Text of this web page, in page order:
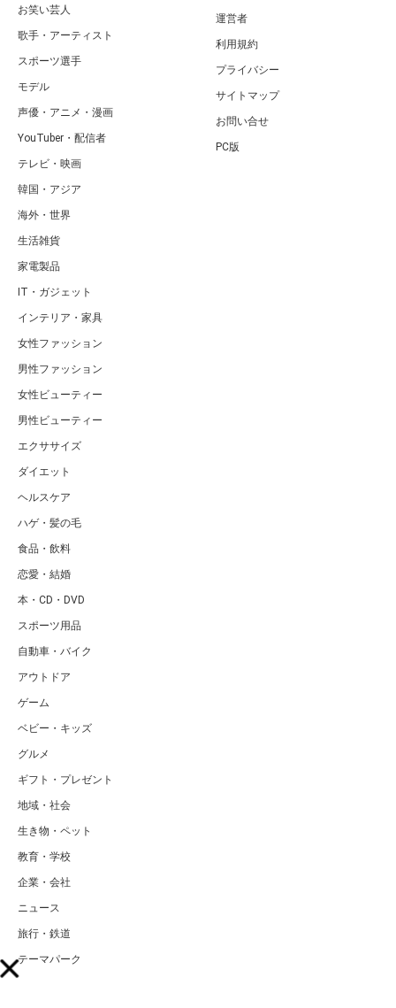
お笑い芸人
歌手・アーティスト
スポーツ選手
モデル
声優・アニメ・漫画
YouTuber・配信者
テレビ・映画
韓国・アジア
海外・世界
生活雑貨
家電製品
IT・ガジェット
インテリア・家具
女性ファッション
男性ファッション
女性ビューティー
男性ビューティー
エクササイズ
ダイエット
ヘルスケア
ハゲ・髪の毛
食品・飲料
恋愛・結婚
本・CD・DVD
スポーツ用品
自動車・バイク
アウトドア
ゲーム
ベビー・キッズ
グルメ
ギフト・プレゼント
地域・社会
生き物・ペット
教育・学校
企業・会社
ニュース
旅行・鉄道
テーマパーク
運営者
利用規約
プライバシー
サイトマップ
お問い合せ
PC版